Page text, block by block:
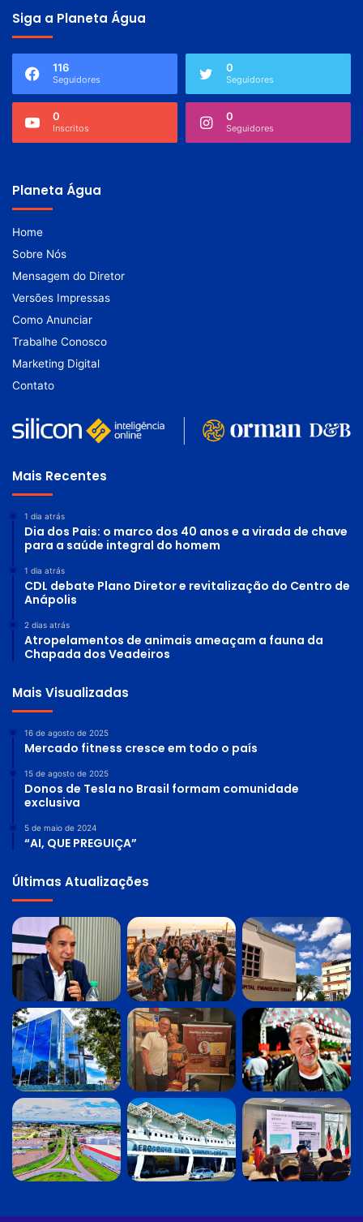
Siga a Planeta Água
116
Seguidores
0
Seguidores
0
Inscritos
0
Seguidores
Planeta Água
Home
Sobre Nós
Mensagem do Diretor
Versões Impressas
Como Anunciar
Trabalhe Conosco
Marketing Digital
Contato
Mais Recentes
1 dia atrás
Dia dos Pais: o marco dos 40 anos e a virada de chave
para a saúde integral do homem
1 dia atrás
CDL debate Plano Diretor e revitalização do Centro de
Anápolis
2 dias atrás
Atropelamentos de animais ameaçam a fauna da
Chapada dos Veadeiros
Mais Visualizadas
16 de agosto de 2025
Mercado fitness cresce em todo o país
15 de agosto de 2025
Donos de Tesla no Brasil formam comunidade
exclusiva
5 de maio de 2024
“AI, QUE PREGUIÇA”
Últimas Atualizações